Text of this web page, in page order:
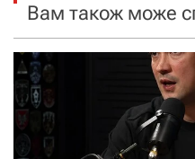
а
п
и
Вам також може